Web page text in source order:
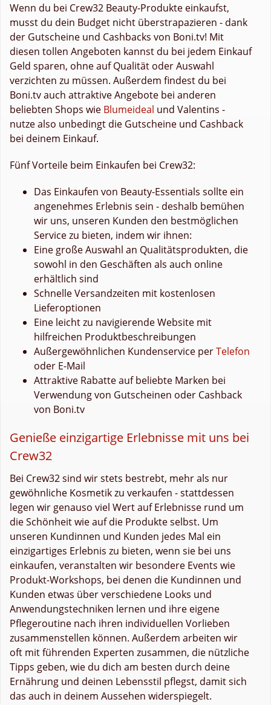
Wenn du bei Crew32 Beauty-Produkte einkaufst,
musst du dein Budget nicht überstrapazieren - dank
der Gutscheine und Cashbacks von Boni.tv! Mit
diesen tollen Angeboten kannst du bei jedem Einkauf
Geld sparen, ohne auf Qualität oder Auswahl
verzichten zu müssen. Außerdem findest du bei
Boni.tv auch attraktive Angebote bei anderen
beliebten Shops wie Blumeideal und Valentins -
nutze also unbedingt die Gutscheine und Cashback
bei deinem Einkauf.
Fünf Vorteile beim Einkaufen bei Crew32:
Das Einkaufen von Beauty-Essentials sollte ein
angenehmes Erlebnis sein - deshalb bemühen
wir uns, unseren Kunden den bestmöglichen
Service zu bieten, indem wir ihnen:
Eine große Auswahl an Qualitätsprodukten, die
sowohl in den Geschäften als auch online
erhältlich sind
Schnelle Versandzeiten mit kostenlosen
Lieferoptionen
Eine leicht zu navigierende Website mit
hilfreichen Produktbeschreibungen
Außergewöhnlichen Kundenservice perTelefon
oder E-Mail
Attraktive Rabatte auf beliebte Marken bei
Verwendung von Gutscheinen oder Cashback
von Boni.tv
Genieße einzigartige Erlebnisse mit uns bei
Crew32
Bei Crew32 sind wir stets bestrebt, mehr als nur
gewöhnliche Kosmetik zu verkaufen - stattdessen
legen wir genauso viel Wert auf Erlebnisse rund um
die Schönheit wie auf die Produkte selbst. Um
unseren Kundinnen und Kunden jedes Mal ein
einzigartiges Erlebnis zu bieten, wenn sie bei uns
einkaufen, veranstalten wir besondere Events wie
Produkt-Workshops, bei denen die Kundinnen und
Kunden etwas über verschiedene Looks und
Anwendungstechniken lernen und ihre eigene
Pflegeroutine nach ihren individuellen Vorlieben
zusammenstellen können. Außerdem arbeiten wir
oft mit führenden Experten zusammen, die nützliche
Tipps geben, wie du dich am besten durch deine
Ernährung und deinen Lebensstil pflegst, damit sich
das auch in deinem Aussehen widerspiegelt.